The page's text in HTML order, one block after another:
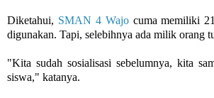
Diketahui, SMAN 4 Wajocuma memiliki
digunakan. Tapi, selebihnya ada milik orang
"Kita sudah sosialisasi sebelumnya, kita
siswa," katanya.